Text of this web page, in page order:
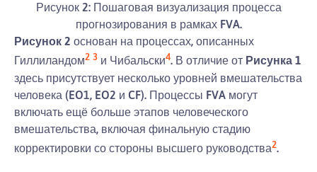
Рисунок 2: Пошаговая визуализация процесса
прогнозирования в рамках FVA.
Рисунок 2 основан на процессах, описанных
Гиллиландом2 3 и Чибальски4. В отличие от Рисунка 1
здесь присутствует несколько уровней вмешательства
человека (EO1, EO2 и CF). Процессы FVA могут
включать ещё больше этапов человеческого
вмешательства, включая финальную стадию
корректировки со стороны высшего руководства2.